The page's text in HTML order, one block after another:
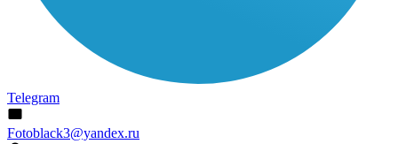
Telegram
Fotoblack3@yandex.ru